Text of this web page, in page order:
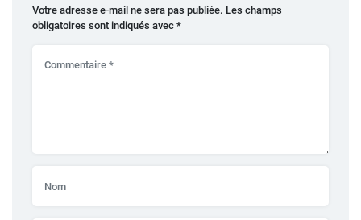
Votre adresse e-mail ne sera pas publiée. Les champs
obligatoires sont indiqués avec *